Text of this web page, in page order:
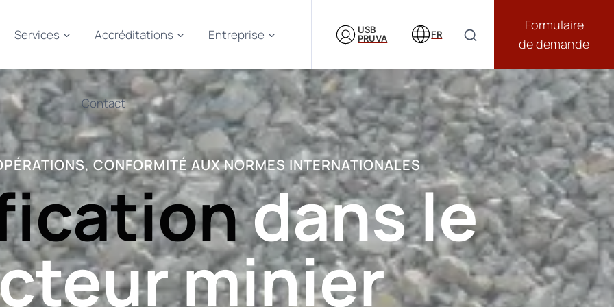
Services Accréditations Entreprise
Contact
USB
PRUVA
FR
Formulaire
de demande
CONFORMITÉ AUX NORMES INTERNATIONALES
dans le
minier